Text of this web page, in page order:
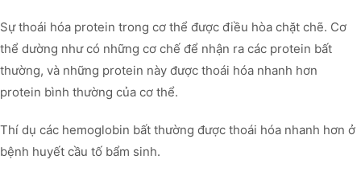
Sự thoái hóa protein trong cơ thể được điều hòa chặt chẽ. Cơ
thể dường như có những cơ chế để nhận ra các protein bất
thường, và những protein này được thoái hóa nhanh hơn
protein bình thường của cơ thể.
Thí dụ các hemoglobin bất thường được thoái hóa nhanh hơn ở
bệnh huyết cầu tố bẩm sinh.